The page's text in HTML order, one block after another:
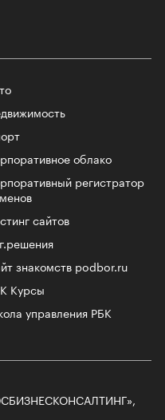
облако
регистратор
сайтов
знакомств podbor.ru
Курсы
управления РБК